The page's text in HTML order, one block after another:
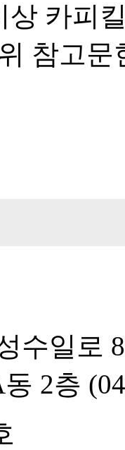
상 카피
참고문
수일로
2층